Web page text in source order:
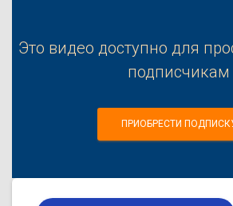
Это видео доступно для
подписчикам
ПРИОБРЕСТИ